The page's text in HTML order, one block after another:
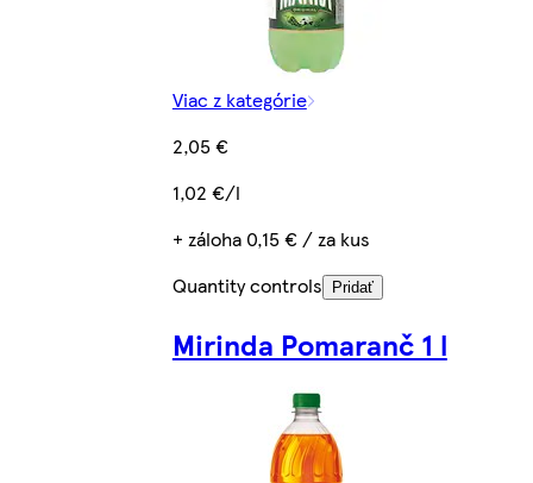
Viac z kategórie
2,05 €
1,02 €/l
+ záloha 0,15 € / za kus
Quantity controls
Pridať
Mirinda Pomaranč 1 l